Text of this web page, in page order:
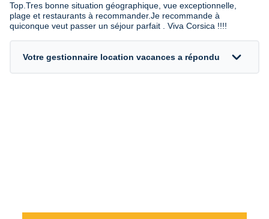
Top.Tres bonne situation géographique, vue exceptionnelle,
plage et restaurants à recommander.Je recommande à
quiconque veut passer un séjour parfait . Viva Corsica !!!!
Votre gestionnaire location vacances a répondu expand_more